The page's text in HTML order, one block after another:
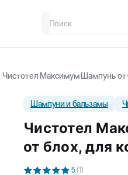
Чистотел Максимум Шампунь от
Шампуни и бальзамы
Чистотел
от блох, для
5 (1)